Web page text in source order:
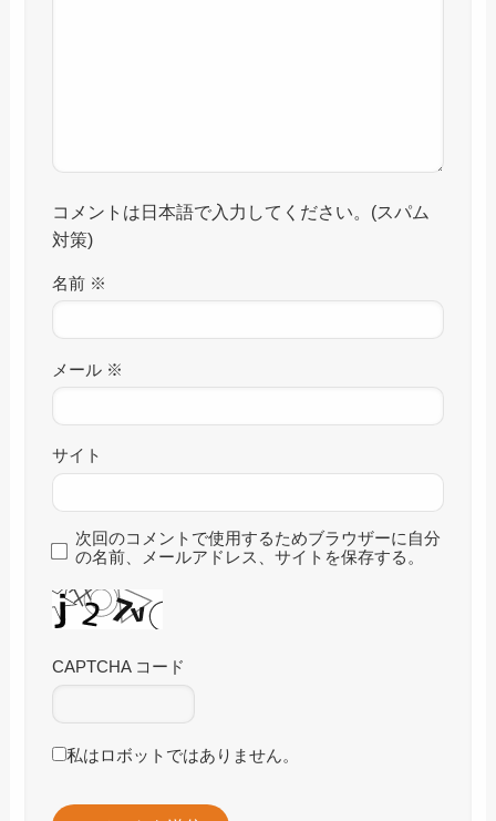
コメントは日本語で入力してください。(スパム
対策)
名前 ※
メール ※
サイト
次回のコメントで使用するためブラウザーに自分
の名前、メールアドレス、サイトを保存する。
CAPTCHA コード
私はロボットではありません。